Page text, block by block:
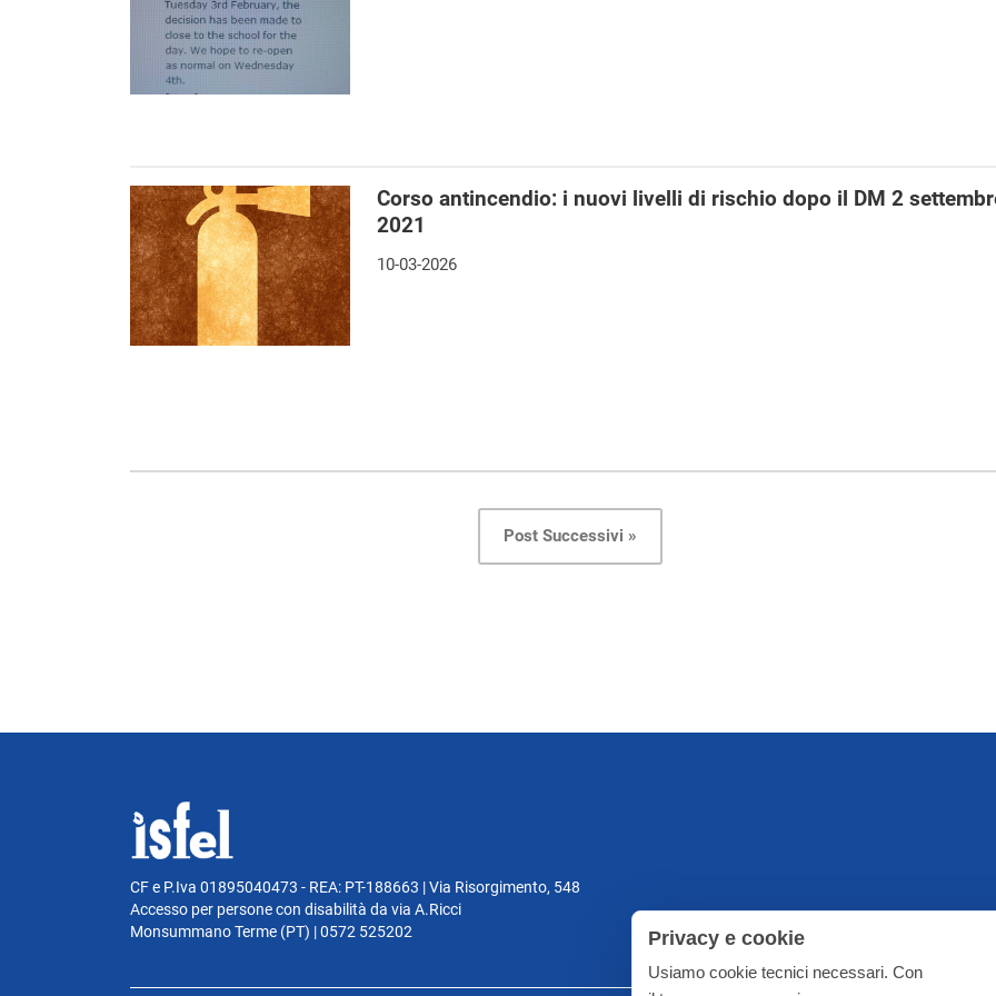
Corso antincendio: i nuovi livelli di rischio dopo il DM 2
2021
10-03-2026
Post Successivi »
CF e P.Iva 01895040473 - REA: PT-188663 | Via Risorgimento, 548
Accesso per persone con disabilità da via A.Ricci
Monsummano Terme (PT) | 0572 525202
Privacy e cookie
Usiamo cookie tecnici necessari. Con